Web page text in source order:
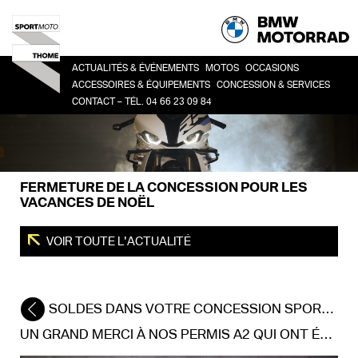
ACTUALITÉS & ÉVÉNEMENTS MOTOS
SPORT
ADVENTURE
TOUR
OCCASIONS
ACCESSOIRES & ÉQUIPEMENTS
ACCESSOIRES
ÉQUIPEMENT DU PILOTE
CONCESSION & SERVICES
LA CONCESSION
DEMANDE DE RDV ATELIER
FINANCEMENT
CONTACT – TÉL. 04 66 23 09 84
FERMETURE DE LA CONCESSION POUR LES
VACANCES DE NOËL
VOIR TOUTE L'ACTUALITÉ
SOLDES DANS VOTRE CONCESSION SPORT MOTO THOME
UN GRAND MERCI À NOS PERMIS A2 QUI ONT ÉTÉ GRANDIOSE ! 👍